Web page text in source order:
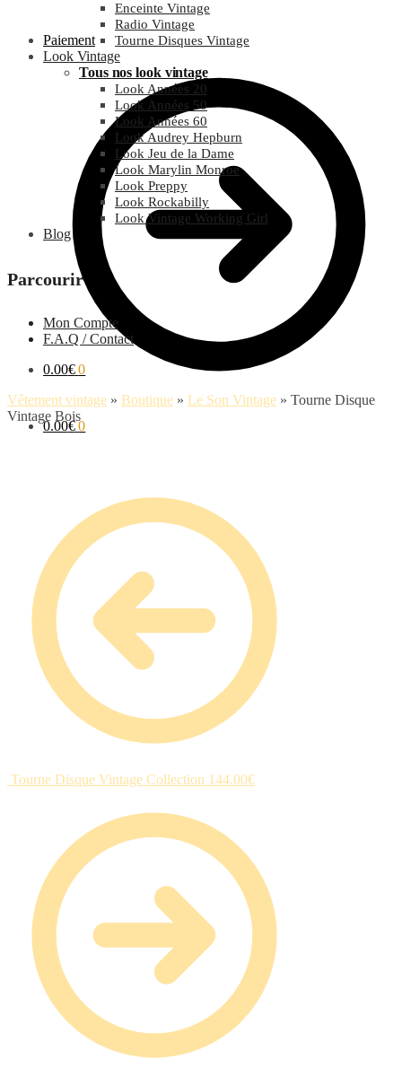
Paiement
0.00€ 0
Enceinte Vintage
Radio Vintage
Tourne Disques Vintage
Look Vintage
Tous nos look vintage
Look Années 20
Look Années 50
Look Années 60
Look Audrey Hepburn
Look Jeu de la Dame
Look Marylin Monroe
Look Preppy
Look Rockabilly
Look Vintage Working Girl
Blog
Parcourir
Mon Compte
F.A.Q / Contact
0.00€ 0
Vêtement vintage » Boutique » Le Son Vintage » Tourne Disque
Vintage Bois
Tourne Disque Vintage Collection 144.00€